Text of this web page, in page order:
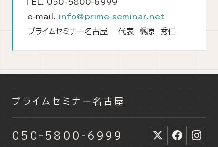
TEL. 050-5800-6999
e-mail. info@prime-seminar.net
プライムセミナー名古屋 代表 梶原 秀仁
プライムセミナー名古屋
050-5800-6999